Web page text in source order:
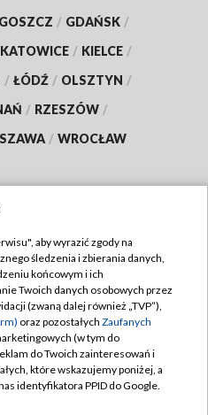
/ GDAŃSK /
KATOWICE / KIELCE /
/ ŁÓDŹ / OLSZTYN /
/ RZESZÓW /
/ WROCŁAW
TVP
TVP
prywatności
zgody
Pomoc
aby wyrazić zgody na
śledzenia i zbierania danych,
końcowym i ich
Twoich danych osobowych przez
(zwaną dalej również „TVP”),
oraz pozostałych Zaufanych
(w tym do
do Twoich zainteresowań i
które wskazujemy poniżej, a
identyfikatora PPID do Google.